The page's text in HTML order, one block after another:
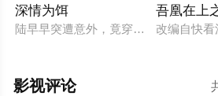
深情为饵
陆早早突遭意外，竟穿越成民国少夫
吾凰在上
改编自快
影视评论